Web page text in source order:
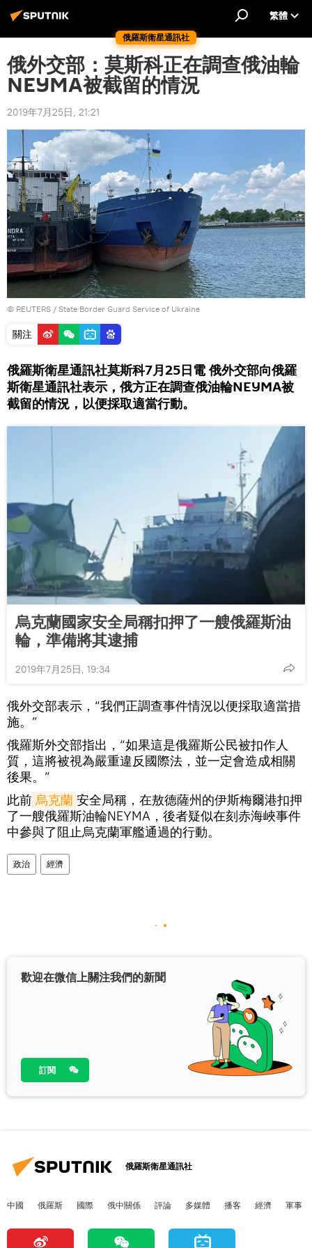
俄羅斯衛星通訊社
繁體
俄外交部：莫斯科正在調查俄油輪
NEYMA被截留的情況
2019年7月25日, 21:21
© REUTERS / State Border Guard Service of Ukraine
關注
俄羅斯衛星通訊社莫斯科7月25日電 俄外交部向俄羅
斯衛星通訊社表示，俄方正在調查俄油輪NEYMA被
截留的情況，以便採取適當行動。
烏克蘭國家安全局稱扣押了一艘俄羅斯油
輪，準備將其逮捕
2019年7月25日, 19:34
俄外交部表示，“我們正調查事件情況以便採取適當措
施。”
俄羅斯外交部指出，“如果這是俄羅斯公民被扣作人
質，這將被視為嚴重違反國際法，並一定會造成相關
後果。”
此前 烏克蘭 安全局稱，在敖德薩州的伊斯梅爾港扣押
了一艘俄羅斯油輪NEYMA，後者疑似在刻赤海峽事件
中參與了阻止烏克蘭軍艦通過的行動。
政治 經濟
歡迎在微信上關注我們的新聞
訂閱
俄羅斯衛星通訊社
中國 俄羅斯 國際 俄中關係 評論 多媒體 播客 經濟 軍事